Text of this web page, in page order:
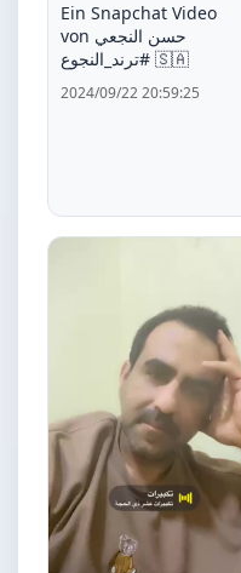
Ein Snapchat Video
von حسن النجعي
#ترند_النجوع 🇸🇦
2024/09/22 20:59:25